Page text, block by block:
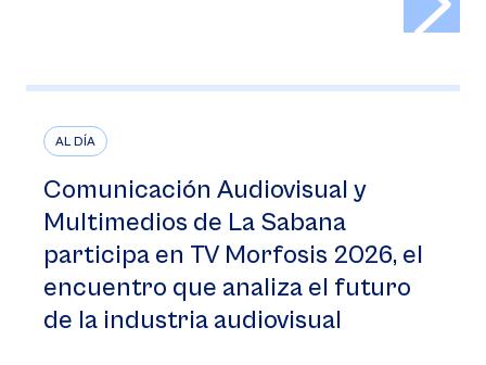
AL DÍA
Comunicación Audiovisual y
Multimedios de La Sabana
participa en TV Morfosis 2026, el
encuentro que analiza el futuro
de la industria audiovisual